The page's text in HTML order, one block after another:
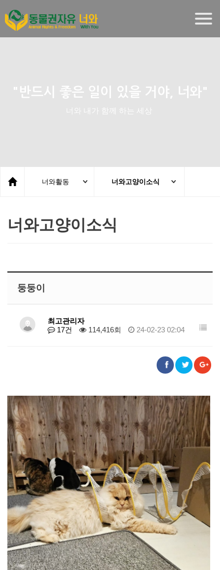
"반드시 좋은 일이 있을 거야, 너와"
너와 내가 함께 하는 세상
너와활동 너와고양이소식
너와고양이소식
둥둥이
최고관리자
17건
114,416회 24-02-23 02:04